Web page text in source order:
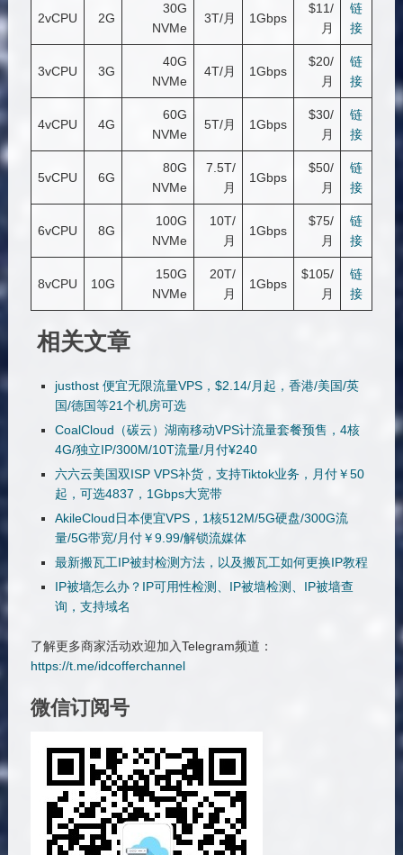
2vCPU 2G
30G
NVMe
3T/月 1Gbps
$11/
月
链
接
3vCPU 3G
40G
NVMe
4T/月 1Gbps
$20/
月
链
接
4vCPU 4G
60G
NVMe
5T/月 1Gbps
$30/
月
链
接
5vCPU 6G
80G
NVMe
7.5T/
月
1Gbps
$50/
月
链
接
6vCPU 8G
100G
NVMe
10T/
月
1Gbps
$75/
月
链
接
8vCPU 10G
150G
NVMe
20T/
月
1Gbps
$105/
月
链
接
相关文章
justhost 便宜无限流量VPS，$2.14/月起，香港/美国/英
国/德国等21个机房可选
CoalCloud（碳云）湖南移动VPS计流量套餐预售，4核
4G/独立IP/300M/10T流量/月付¥240
六六云美国双ISP VPS补货，支持Tiktok业务，月付￥50
起，可选4837，1Gbps大宽带
AkileCloud日本便宜VPS，1核512M/5G硬盘/300G流
量/5G带宽/月付￥9.99/解锁流媒体
最新搬瓦工IP被封检测方法，以及搬瓦工如何更换IP教程
IP被墙怎么办？IP可用性检测、IP被墙检测、IP被墙查
询，支持域名
了解更多商家活动欢迎加入Telegram频道：
https://t.me/idcofferchannel
微信订阅号